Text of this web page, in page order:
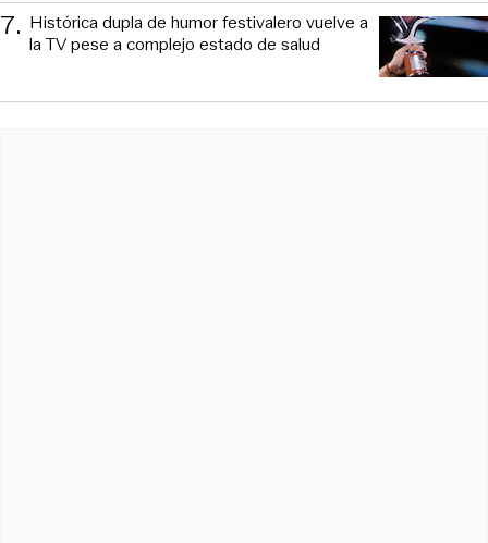
7. Histórica dupla de humor festivalero vuelve a
la TV pese a complejo estado de salud